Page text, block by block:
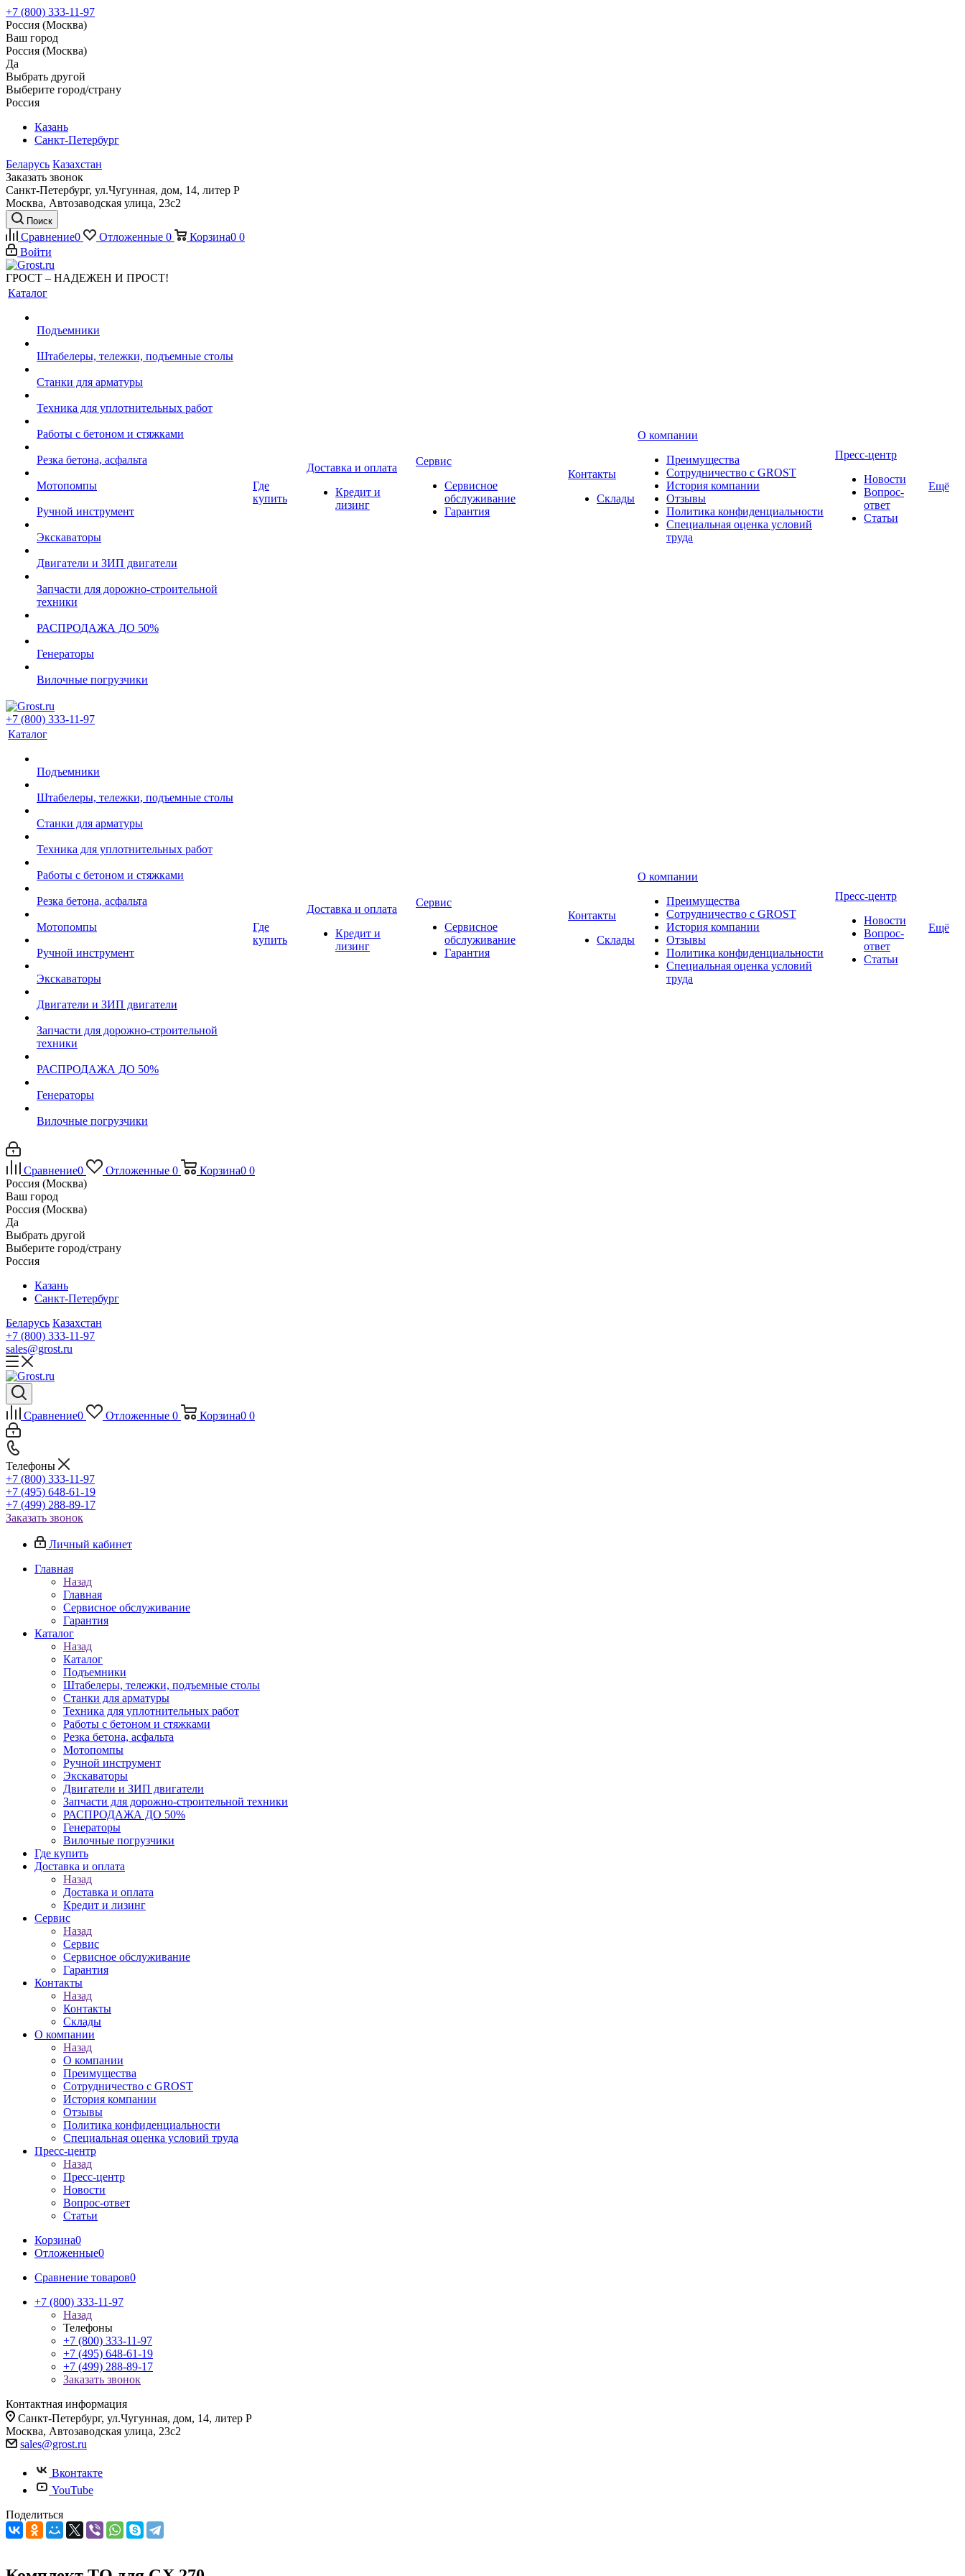
+7 (800) 333-11-97
Россия (Москва)
Ваш город
Россия (Москва)
Да
Выбрать другой
Выберите город/страну
Россия
Казань
Санкт-Петербург
Беларусь Казахстан
Заказать звонок
Санкт-Петербург, ул.Чугунная, дом, 14, литер Р
Москва, Автозаводская улица, 23с2
Поиск
Сравнение0 Отложенные 0 Корзина0 0
Войти
ГРОСТ – НАДЕЖЕН И ПРОСТ!
Каталог
Подъемники
Штабелеры, тележки, подъемные столы
Станки для арматуры
Техника для уплотнительных работ
Работы с бетоном и стяжками
Резка бетона, асфальта
Мотопомпы
Ручной инструмент
Экскаваторы
Двигатели и ЗИП двигатели
Запчасти для дорожно-строительной
техники
РАСПРОДАЖА ДО 50%
Генераторы
Вилочные погрузчики
Где
купить
Доставка и оплата
Кредит и
лизинг
Сервис
Сервисное
обслуживание
Гарантия
Контакты
Склады
О компании
Преимущества
Сотрудничество с GROST
История компании
Отзывы
Политика конфиденциальности
Специальная оценка условий
труда
Пресс-центр
Новости
Вопрос-
ответ
Статьи
Ещё
+7 (800) 333-11-97
Каталог
Подъемники
Штабелеры, тележки, подъемные столы
Станки для арматуры
Техника для уплотнительных работ
Работы с бетоном и стяжками
Резка бетона, асфальта
Мотопомпы
Ручной инструмент
Экскаваторы
Двигатели и ЗИП двигатели
Запчасти для дорожно-строительной
техники
РАСПРОДАЖА ДО 50%
Генераторы
Вилочные погрузчики
Где
купить
Доставка и оплата
Кредит и
лизинг
Сервис
Сервисное
обслуживание
Гарантия
Контакты
Склады
О компании
Преимущества
Сотрудничество с GROST
История компании
Отзывы
Политика конфиденциальности
Специальная оценка условий
труда
Пресс-центр
Новости
Вопрос-
ответ
Статьи
Ещё
Сравнение0 Отложенные 0 Корзина0 0
Россия (Москва)
Ваш город
Россия (Москва)
Да
Выбрать другой
Выберите город/страну
Россия
Казань
Санкт-Петербург
Беларусь Казахстан
+7 (800) 333-11-97
sales@grost.ru
Сравнение0 Отложенные 0 Корзина0 0
Телефоны
+7 (800) 333-11-97
+7 (495) 648-61-19
+7 (499) 288-89-17
Заказать звонок
Личный кабинет
Главная
Назад
Главная
Сервисное обслуживание
Гарантия
Каталог
Назад
Каталог
Подъемники
Штабелеры, тележки, подъемные столы
Станки для арматуры
Техника для уплотнительных работ
Работы с бетоном и стяжками
Резка бетона, асфальта
Мотопомпы
Ручной инструмент
Экскаваторы
Двигатели и ЗИП двигатели
Запчасти для дорожно-строительной техники
РАСПРОДАЖА ДО 50%
Генераторы
Вилочные погрузчики
Где купить
Доставка и оплата
Назад
Доставка и оплата
Кредит и лизинг
Сервис
Назад
Сервис
Сервисное обслуживание
Гарантия
Контакты
Назад
Контакты
Склады
О компании
Назад
О компании
Преимущества
Сотрудничество с GROST
История компании
Отзывы
Политика конфиденциальности
Специальная оценка условий труда
Пресс-центр
Назад
Пресс-центр
Новости
Вопрос-ответ
Статьи
Корзина0
Отложенные0
Сравнение товаров0
+7 (800) 333-11-97
Назад
Телефоны
+7 (800) 333-11-97
+7 (495) 648-61-19
+7 (499) 288-89-17
Заказать звонок
Контактная информация
Санкт-Петербург, ул.Чугунная, дом, 14, литер Р
Москва, Автозаводская улица, 23с2
sales@grost.ru
Вконтакте
YouTube
Поделиться